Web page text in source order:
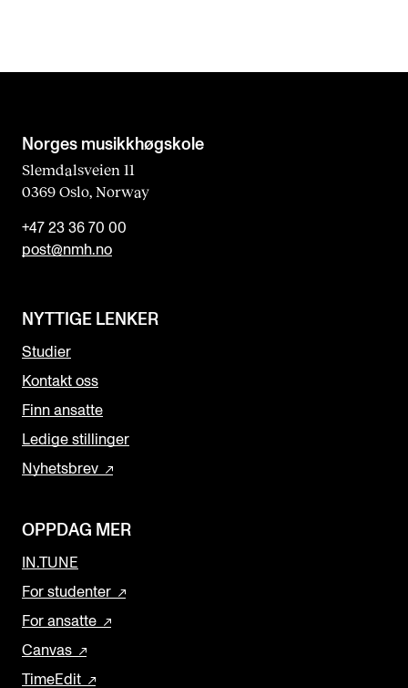
Norges musikk­høgskole
Slemdalsveien 11
0369 Oslo, Norway
+47 23 36 70 00
post@nmh.no
NYTTIGE LENKER
Studier
Kontakt oss
Finn ansatte
Ledige stillinger
Nyhetsbrev
OPPDAG MER
IN.TUNE
For studenter
For ansatte
Canvas
TimeEdit